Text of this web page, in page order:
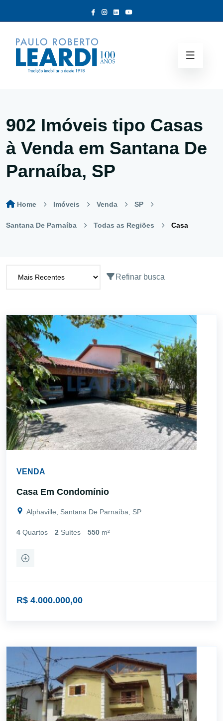
902 Imóveis tipo Casas
à Venda em Santana De
Parnaíba, SP
Home Imóveis Venda SP
Santana De Parnaíba Todas as Regiões Casa
Refinar busca
VENDA
Casa Em Condomínio
Alphaville, Santana De Parnaíba, SP
4 Quartos 2 Suítes 550 m²
R$ 4.000.000,00